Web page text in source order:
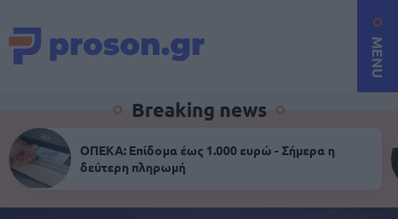
MENU
Breaking news
ΟΠΕΚΑ: Επίδομα έως 1.000 ευρώ - Σήμερα η
δεύτερη πληρωμή